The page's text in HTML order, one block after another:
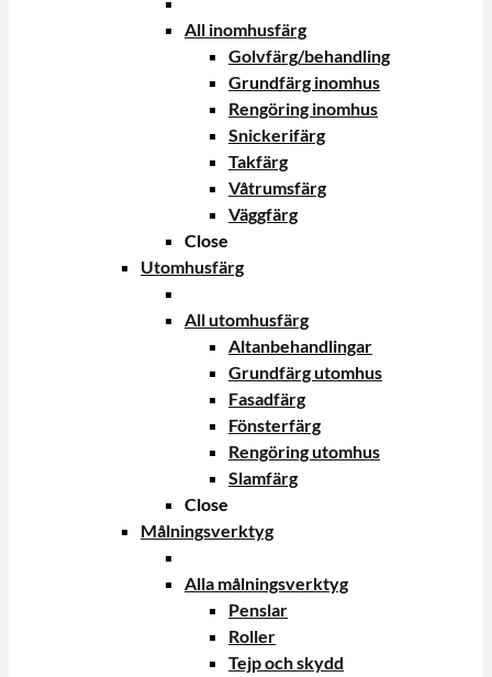
All inomhusfärg
Golvfärg/behandling
Grundfärg inomhus
Rengöring inomhus
Snickerifärg
Takfärg
Våtrumsfärg
Väggfärg
Close
Utomhusfärg
All utomhusfärg
Altanbehandlingar
Grundfärg utomhus
Fasadfärg
Fönsterfärg
Rengöring utomhus
Slamfärg
Close
Målningsverktyg
Alla målningsverktyg
Penslar
Roller
Tejp och skydd